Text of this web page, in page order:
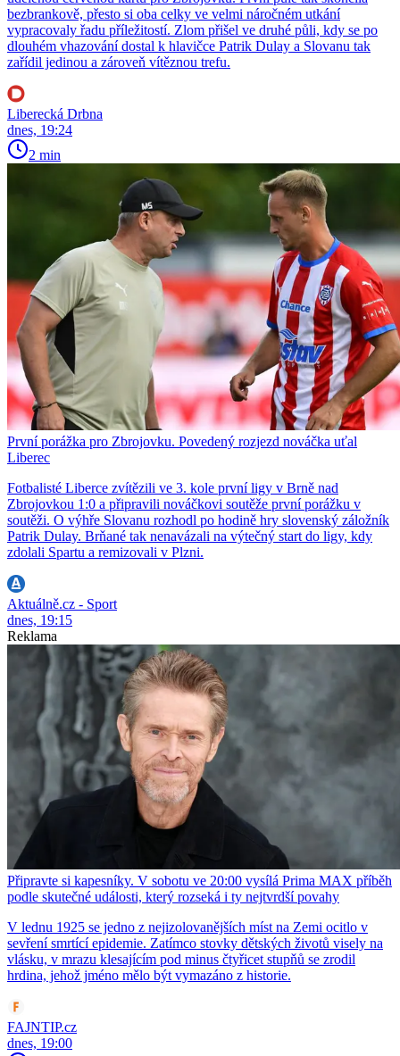
bezbrankově, přesto si oba celky ve velmi náročném utkání
vypracovaly řadu příležitostí. Zlom přišel ve druhé půli, kdy se po
dlouhém vhazování dostal k hlavičce Patrik Dulay a Slovanu tak
zařídil jedinou a zároveň vítěznou trefu.
Liberecká Drbna
dnes, 19:24
2 min
První porážka pro Zbrojovku. Povedený rozjezd nováčka uťal
Liberec
Fotbalisté Liberce zvítězili ve 3. kole první ligy v Brně nad
Zbrojovkou 1:0 a připravili nováčkovi soutěže první porážku v
soutěži. O výhře Slovanu rozhodl po hodině hry slovenský záložník
Patrik Dulay. Brňané tak nenavázali na výtečný start do ligy, kdy
zdolali Spartu a remizovali v Plzni.
Aktuálně.cz - Sport
dnes, 19:15
Reklama
Připravte si kapesníky. V sobotu ve 20:00 vysílá Prima MAX příběh
podle skutečné události, který rozseká i ty nejtvrdší povahy
V lednu 1925 se jedno z nejizolovanějších míst na Zemi ocitlo v
sevření smrtící epidemie. Zatímco stovky dětských životů visely na
vlásku, v mrazu klesajícím pod minus čtyřicet stupňů se zrodil
hrdina, jehož jméno mělo být vymazáno z historie.
FAJNTIP.cz
dnes, 19:00